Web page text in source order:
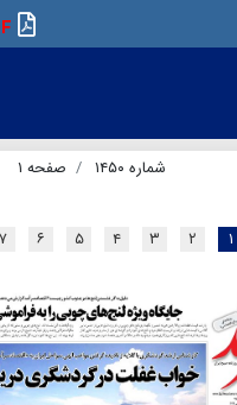
شماره ۱۴۵۰ صفحه ۱
۱ ۲ ۳ ۴ ۵ ۶ ۷